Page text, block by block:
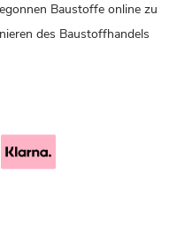
Baustoffe online zu
des Baustoffhandels